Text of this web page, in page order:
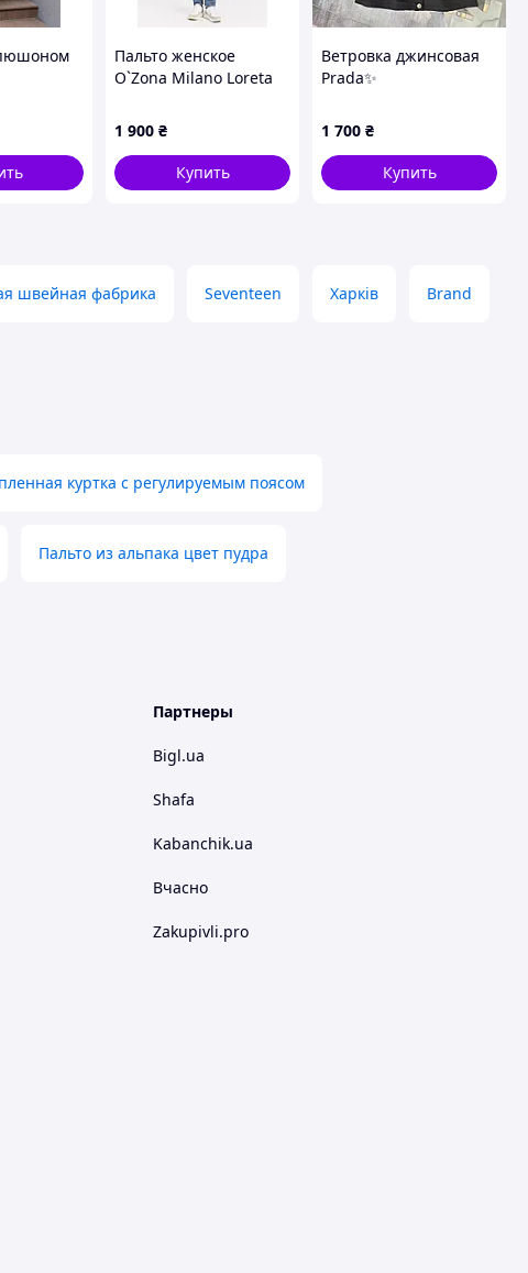
Пальто женское
O`Zona Milano Loreta
кашемировое, арт.
Loreta
1 900 ₴
Купить
Ветровка джинсовая
Prada✨
1 700 ₴
Купить
швейная фабрика Seventeen Харків Brand
куртка с регулируемым поясом
Пальто из альпака цвет пудра
Партнеры
Bigl.ua
Shafa
Kabanchik.ua
Вчасно
Zakupivli.pro